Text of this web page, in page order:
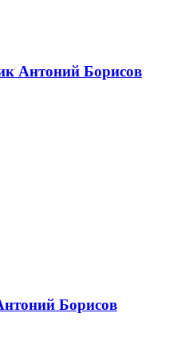
Антоний Борисов
Борисов